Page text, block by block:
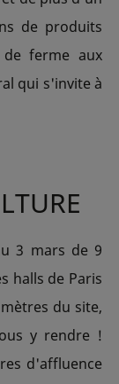
de produits
de ferme aux
qui s'invite à
3 mars de 9
halls de Paris
du site,
y rendre !
d'affluence